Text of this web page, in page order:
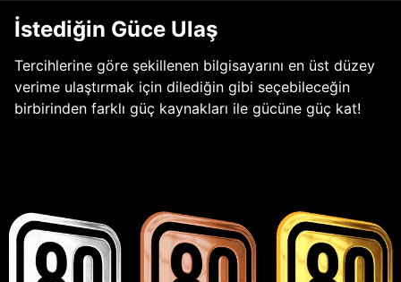
İstediğin Güce Ulaş
Tercihlerine göre şekillenen bilgisayarını en üst düzey
verime ulaştırmak için dilediğin gibi seçebileceğin
birbirinden farklı güç kaynakları ile gücüne güç kat!